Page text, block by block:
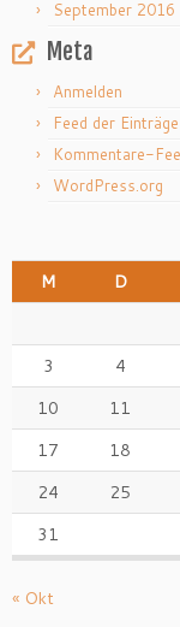
September 2016
Meta
Anmelden
Feed der Einträge
Kommentare-
WordPress.org
M D
3
4
10
11
17
18
24
25
31
« Okt